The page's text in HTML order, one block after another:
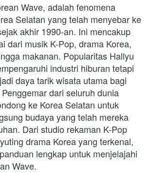
Wave, adalah fenomena
Selatan yang telah menyebar ke
akhir 1990-an. Ini mencakup
dari musik K-Pop, drama Korea,
makanan. Popularitas Hallyu
industri hiburan tetapi
daya tarik wisata utama bagi
dari seluruh dunia
ke Korea Selatan untuk
budaya yang telah mereka
Dari studio rekaman K-Pop
drama Korea yang terkenal,
lengkap untuk menjelajahi
Wave.